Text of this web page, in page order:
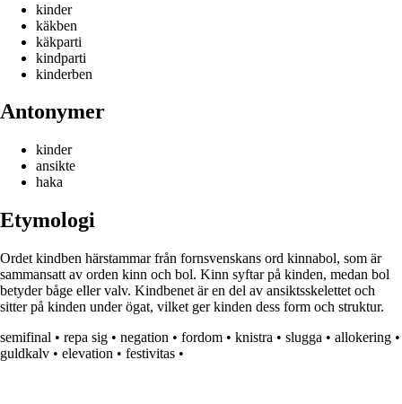
kinder
käkben
käkparti
kindparti
kinderben
Antonymer
kinder
ansikte
haka
Etymologi
Ordet kindben härstammar från fornsvenskans ord kinnabol, som är
sammansatt av orden kinn och bol. Kinn syftar på kinden, medan bol
betyder båge eller valv. Kindbenet är en del av ansiktsskelettet och
sitter på kinden under ögat, vilket ger kinden dess form och struktur.
semifinal • repa sig • negation • fordom • knistra • slugga • allokering •
guldkalv • elevation • festivitas •